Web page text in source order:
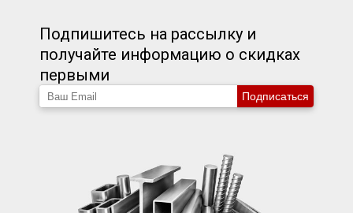
Подпишитесь на рассылку и
получайте информацию о скидках
первыми
Подписаться